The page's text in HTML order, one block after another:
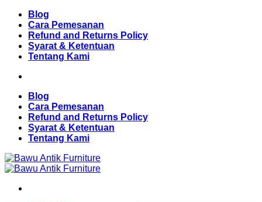
Skip
content
Blog
Cara Pemesanan
Refund and Returns Policy
Syarat & Ketentuan
Tentang Kami
Blog
Cara Pemesanan
Refund and Returns Policy
Syarat & Ketentuan
Tentang Kami